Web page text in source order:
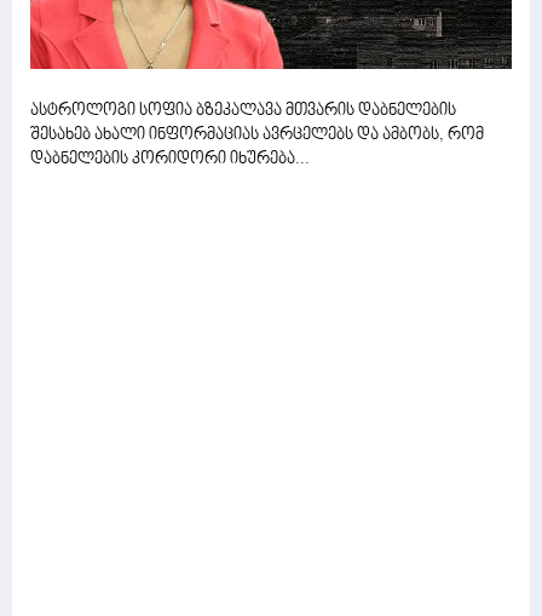
ასტროლოგი სოფია ბზეკალავა მთვარის დაბნელების
შესახებ ახალი ინფორმაციას ავრცელებს და ამბობს, რომ
დაბნელების კორიდორი იხურება...